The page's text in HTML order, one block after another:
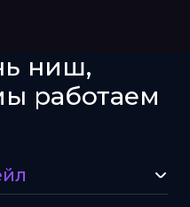
ниш,
работаем